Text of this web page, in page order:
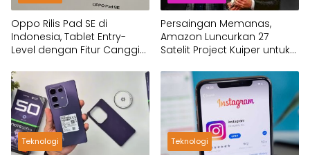
Oppo Rilis Pad SE di
Indonesia, Tablet Entry-
Level dengan Fitur Canggih
Persaingan Memanas,
Amazon Luncurkan 27
Satelit Project Kuiper untuk
Teknologi Teknologi